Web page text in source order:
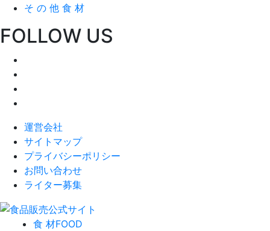
そ の 他 食 材
FOLLOW US
運営会社
サイトマップ
プライバシーポリシー
お問い合わせ
ライター募集
食 材FOOD